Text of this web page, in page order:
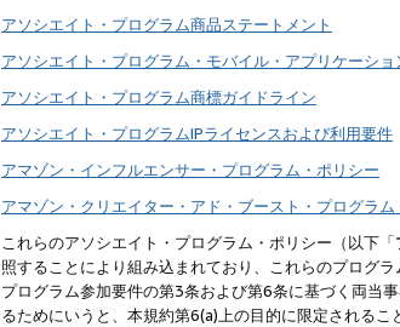
アソシエイト・プログラム商品ステートメント
アソシエイト・プログラム・モバイル・アプリケーショ
アソシエイト・プログラム商標ガイドライン
アソシエイト・プログラムIPライセンスおよび利用要件
アマゾン・インフルエンサー・プログラム・ポリシー
アマゾン・クリエイター・アド・ブースト・プログラム
これらのアソシエイト・プログラム・ポリシー（以下「
照することにより組み込まれており、これらのプログ
プログラム参加要件の第3条および第6条に基づく両当
るためにいうと、本規約第6(a)上の目的に限定される